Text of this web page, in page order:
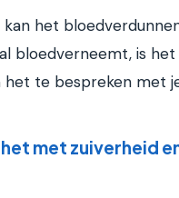
kan het
bloedverneemt, is het
het te bespreken met
met zuiverheid